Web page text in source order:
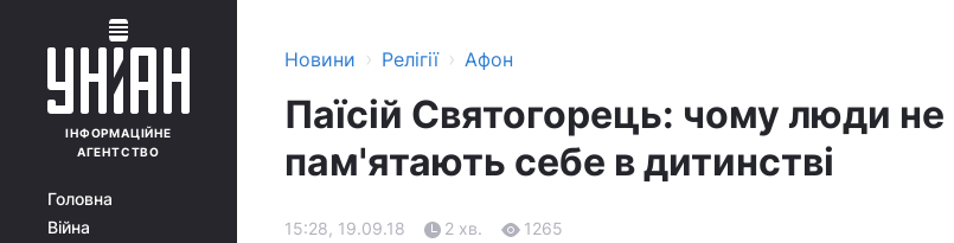
ІНФОРМАЦІЙНЕ
АГЕНТСТВО
Головна
Війна
Новини › Релігії › Афон
Паїсій Святогорець: чому люди не
пам'ятають себе в дитинстві
15:28, 19.09.18 2 хв. 1265